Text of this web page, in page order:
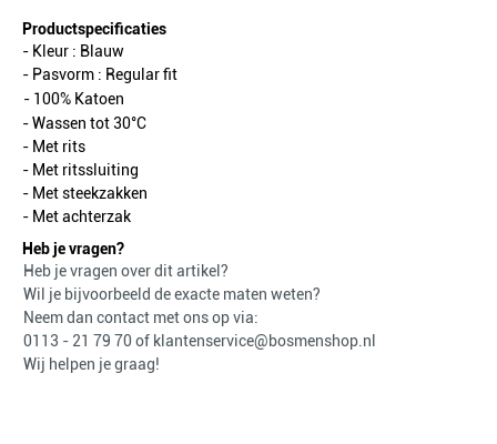
Productspecificaties
- Kleur : Blauw
- Pasvorm : Regular fit
- 100% Katoen
- Wassen tot 30°C
- Met rits
- Met ritssluiting
- Met steekzakken
- Met achterzak
Heb je vragen?
Heb je vragen over dit artikel?
Wil je bijvoorbeeld de exacte maten weten?
Neem dan contact met ons op via:
0113 - 21 79 70 of klantenservice@bosmenshop.nl
Wij helpen je graag!